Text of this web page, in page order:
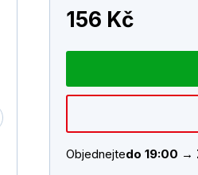
156 Kč
Objednejtedo 19:00 →